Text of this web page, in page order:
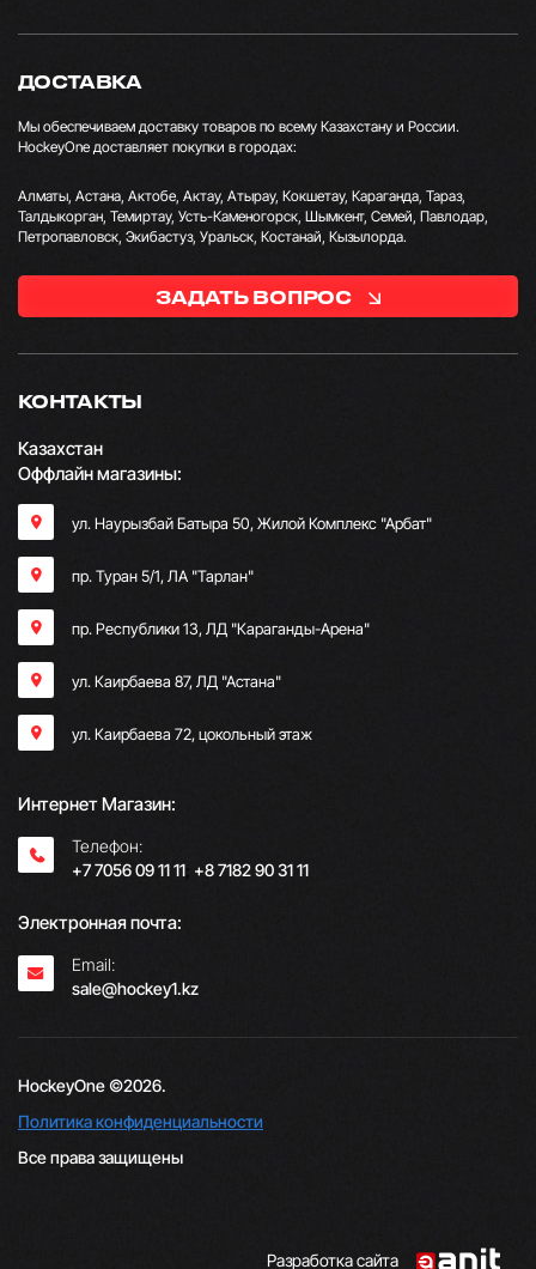
КОНТАКТЫ
Казахстан
Оффлайн магазины:
ул. Наурызбай Батыра 50, Жилой Комплекс "Арбат"
пр. Туран 5/1, ЛА "Тарлан"
пр. Республики 13, ​ЛД "Караганды-Арена"
ул. Каирбаева 87, ЛД "Астана"
ул. Каирбаева 72, цокольный этаж
Интернет Магазин:
Телефон:
+7 7056 09 11 11; +8 7182 90 31 11
Электронная почта:
Email:
sale@hockey1.kz
ДОСТАВКА
Мы обеспечиваем доставку товаров по всему Казахстану и России.
HockeyOne доставляет покупки в городах:
Алматы, Астана, Актобе, Актау, Атырау, Кокшетау, Караганда, Тараз,
Талдыкорган, Темиртау, Усть-Каменогорск, Шымкент, Семей, Павлодар,
Петропавловск, Экибастуз, Уральск, Костанай, Кызылорда.
ЗАДАТЬ ВОПРОС
HockeyOne ©2026.
Политика конфиденциальности
Все права защищены
Разработка сайта